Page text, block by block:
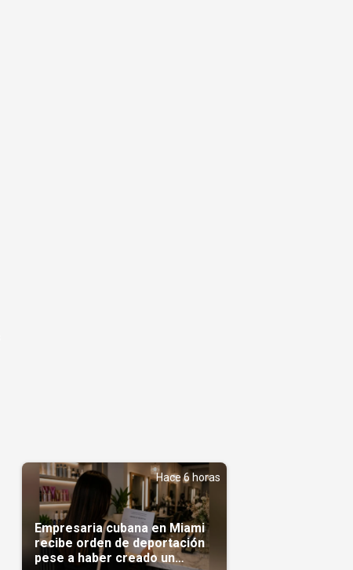
Hace 6 horas
Empresaria cubana en Miami
recibe orden de deportación
pese a haber creado un